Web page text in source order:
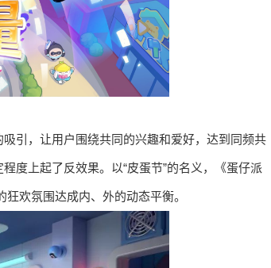
引，让用户围绕共同的兴趣和爱好，达到同频共
度上起了反效果。以“皮蛋节”的名义，《蛋仔派
欢氛围达成内、外的动态平衡。